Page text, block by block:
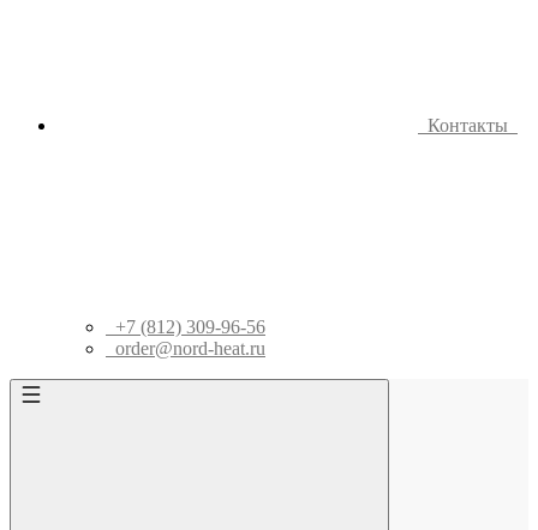
Контакты
+7 (812) 309-96-56
order@nord-heat.ru